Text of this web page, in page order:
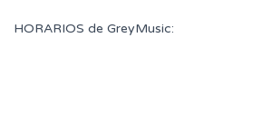
HORARIOS de GreyMusic: